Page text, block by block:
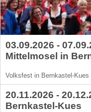
03.09.2026 -
Mittelmosel in
Volksfest in Bernkastel-Kues
20.11.2026 -
Bernkastel-Kues